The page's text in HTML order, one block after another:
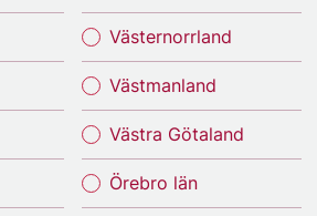
Västernorrland
Västmanland
Västra Götaland
Örebro län